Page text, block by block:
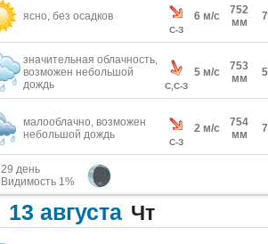
ясно, без осадков
С-З
6 м/с
752
мм
значительная облачность,
возможен небольшой
дождь
С,С-З
5 м/с
753
мм
малооблачно, возможен
небольшой дождь
С-З
2 м/с
754
мм
29 день
Видимость 1%
13 августа Чт